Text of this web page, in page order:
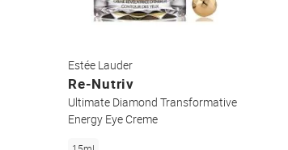
Estée Lauder
Re-Nutriv
Ultimate Diamond Transformative
Energy Eye Creme